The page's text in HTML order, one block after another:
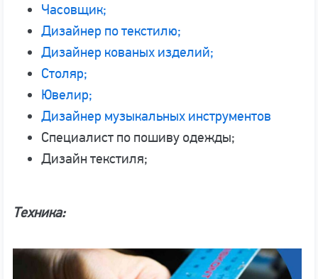
Часовщик;
Дизайнер по текстилю;
Дизайнер кованых изделий;
Столяр;
Ювелир;
Дизайнер музыкальных инструментов
Специалист по пошиву одежды;
Дизайн текстиля;
Техника: